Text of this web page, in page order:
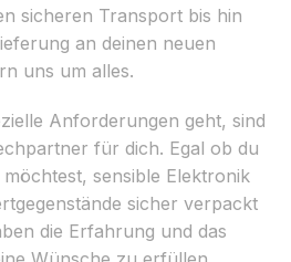
sicheren Transport bis hin
an deinen neuen
uns um alles.
Anforderungen geht, sind
für dich. Egal ob du
sensible Elektronik
sicher verpackt
die Erfahrung und das